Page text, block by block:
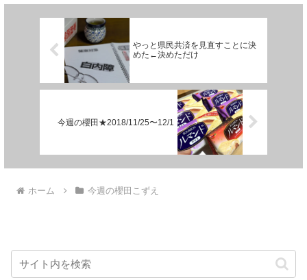
やっと県民共済を見直すことに決
めた←決めただけ
今週の櫻田★2018/11/25〜12/1
ホーム 今週の櫻田こずえ